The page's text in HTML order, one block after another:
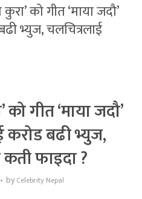
को गीत ‘माया जदौ’
भ्युज, चलचित्रलाई
गीत ‘माया जदौ’
करोड बढी भ्युज,
फाइदा ?
by Celebrity Nepal